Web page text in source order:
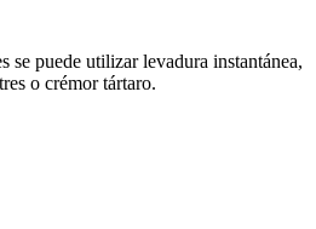
se puede utilizar levadura instantánea,
o crémor tártaro.